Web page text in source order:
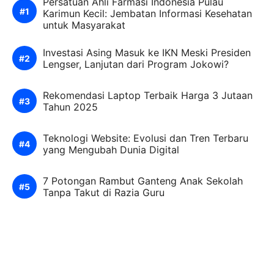
Karimun Kecil: Jembatan Informasi Kesehatan
untuk Masyarakat
Investasi Asing Masuk ke IKN Meski Presiden
Lengser, Lanjutan dari Program Jokowi?
Rekomendasi Laptop Terbaik Harga 3 Jutaan
Tahun 2025
Teknologi Website: Evolusi dan Tren Terbaru
yang Mengubah Dunia Digital
7 Potongan Rambut Ganteng Anak Sekolah
Tanpa Takut di Razia Guru